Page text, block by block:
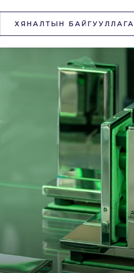
ХЯНАЛТЫН БАЙГУУЛЛАГА